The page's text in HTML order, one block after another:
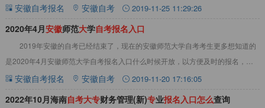
名。下面请看关于2020年4月安徽建筑
安徽自考报名 安徽自考 2019-11-25 11:29:26
2020年4月安徽师范大学自考报名入口
2019年安徽的自考已经结束了，现在的安徽师范大学自考考生更多想知道的
是2020年4月安徽师范大学自考报名入口什么时候开放，以方便及时的报名，不
错过报名。下面请看关于2020年4月
安徽自考报名 安徽自考 2019-11-20 17:16:05
2022年10月海南自考大专财务管理(新)专业报名入口怎么查询